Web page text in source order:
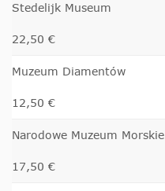
Stedelijk Museum
22,50 €
Muzeum Diamentów
12,50 €
Narodowe Muzeum Morskie
17,50 €